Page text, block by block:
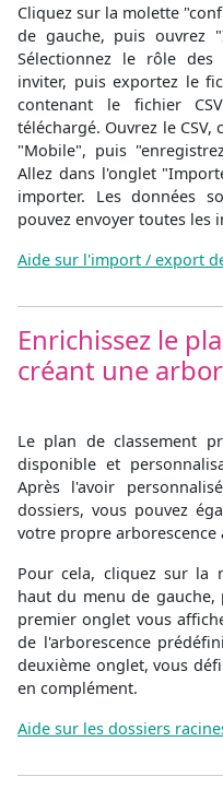
Cliquez sur la molette
de gauche, puis ouvrez
Sélectionnez le rôle des
inviter, puis exportez le
contenant le fichier
téléchargé. Ouvrez le
"Mobile", puis
Allez dans l'onglet
importer. Les données
pouvez envoyer toutes les
Aide sur l'import / export
Enrichissez le
créant une
Le plan de classement
disponible et
Après l'avoir
dossiers, vous pouvez
votre propre
Pour cela, cliquez sur la
haut du menu de gauche,
premier onglet vous
de l'arborescence
deuxième onglet, vous
en complément.
Aide sur les dossiers